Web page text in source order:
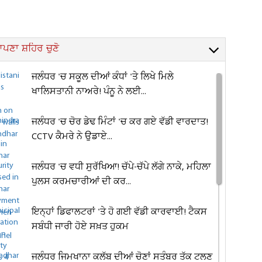
ਸ਼ਹਿਰ ਚੁਣੋ
ਜਲੰਧਰ 'ਚ ਸਕੂਲ ਦੀਆਂ ਕੰਧਾਂ 'ਤੇ ਲਿਖੇ ਮਿਲੇ
ਖਾਲਿਸਤਾਨੀ ਨਾਅਰੇ! ਪੰਨੂ ਨੇ ਲਈ...
ਜਲੰਧਰ 'ਚ ਚੋਰ ਡੇਢ ਮਿੰਟਾਂ 'ਚ ਕਰ ਗਏ ਵੱਡੀ ਵਾਰਦਾਤ!
CCTV ਕੈਮਰੇ ਨੇ ਉਡਾਏ...
ਜਲੰਧਰ 'ਚ ਵਧੀ ਸੁਰੱਖਿਆ! ਚੱਪੇ-ਚੱਪੇ ਲੱਗੇ ਨਾਕੇ, ਮਹਿਲਾ
ਪੁਲਸ ਕਰਮਚਾਰੀਆਂ ਦੀ ਕਰ...
ਇਨ੍ਹਾਂ ਡਿਫਾਲਟਰਾਂ 'ਤੇ ਹੋ ਗਈ ਵੱਡੀ ਕਾਰਵਾਈ! ਟੈਕਸ
ਸਬੰਧੀ ਜਾਰੀ ਹੋਏ ਸਖ਼ਤ ਹੁਕਮ
ਜਲੰਧਰ ਜਿਮਖਾਨਾ ਕਲੱਬ ਦੀਆਂ ਚੋਣਾਂ ਸਤੰਬਰ ਤੱਕ ਟਲਣ